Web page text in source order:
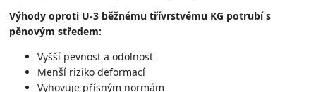
Výhody oproti U-3 běžnému třívrstvému KG potrubí s
pěnovým středem:
Vyšší pevnost a odolnost
Menší riziko deformací
Vyhovuje přísným normám